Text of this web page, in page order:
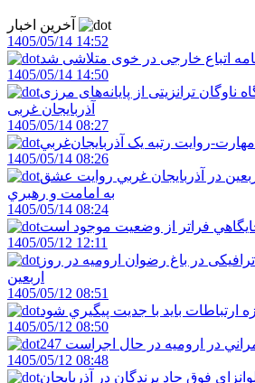
1405/05/14 14:52
اتباع خارجی در خوی متلاشی شد
1405/05/14 14:50
دستگاه ناوگان ترانزیتی از پایانه‌های مرزی
آذربایجان ‌غربی
1405/05/14 08:27
روايت رتبه يک آذربايجان‌غربي
1405/05/14 08:26
در آذربايجان غربي روايت عشق
به امامت و رهبري
1405/05/14 08:24
فراتر از وضعيت موجود است
1405/05/12 12:11
در باغ رضوان ارومیه در روز
اربعین
1405/05/12 08:51
ارتباطات بايد با جديت پيگيري شود
1405/05/12 08:50
عمراني در اروميه در حال اجراست
1405/05/12 08:48
فوق حاد پرندگان در آذربايجان